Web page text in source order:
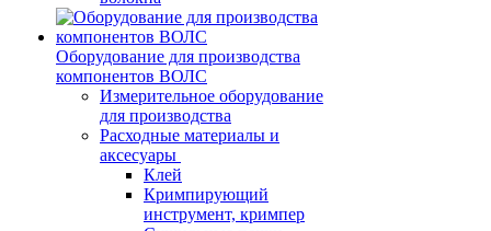
Оборудование для производства
компонентов ВОЛС
Измерительное оборудование
для производства
Расходные материалы и
аксесуары
Клей
Кримпирующий
инструмент, кримпер